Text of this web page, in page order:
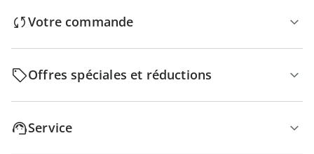
Votre commande
Offres spéciales et réductions
Service